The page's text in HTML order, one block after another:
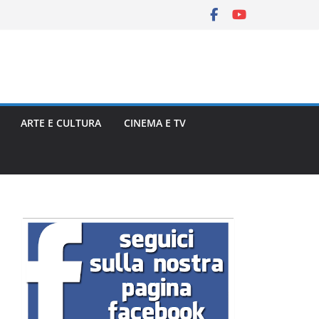
ARTE E CULTURA CINEMA E TV